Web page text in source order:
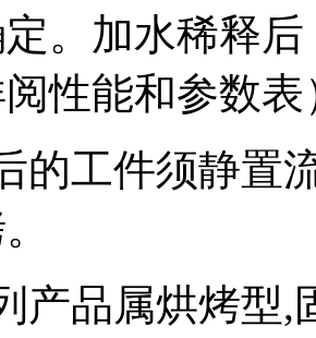
。加水稀释
性能和参数表
的工件须静置
产品属烘烤型